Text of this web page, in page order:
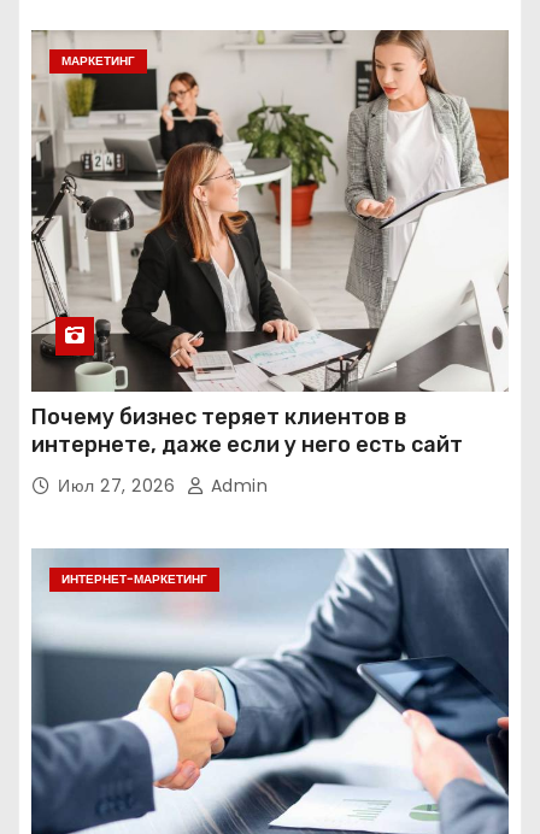
МАРКЕТИНГ
Почему бизнес теряет клиентов в
интернете, даже если у него есть сайт
Июл 27, 2026 Admin
ИНТЕРНЕТ-МАРКЕТИНГ